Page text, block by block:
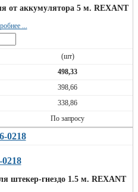
от аккумулятора 5 м. REXANT
...
(шт)
498,33
398,66
338,86
По запросу
0218
штекер-гнездо 1.5 м. REXANT